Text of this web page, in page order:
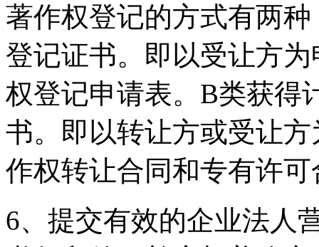
著作权登记的方式有两
登记证书。即以受让方
权登记申请表。B类获得
书。即以转让方或受让
作权转让合同和专有许
6、提交有效的企业法人